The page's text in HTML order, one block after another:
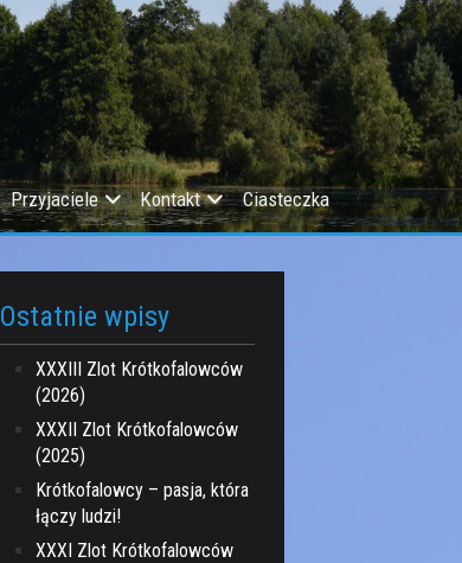
Przyjaciele Kontakt Ciasteczka
Ostatnie wpisy
XXXIII Zlot Krótkofalowców
(2026)
XXXII Zlot Krótkofalowców
(2025)
Krótkofalowcy – pasja, która
łączy ludzi!
XXXI Zlot Krótkofalowców